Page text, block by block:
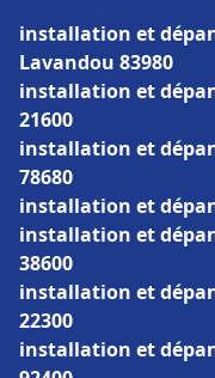
installation et
Lavandou 83980
installation et
21600
installation et
78680
installation et
installation et
38600
installation et
22300
installation et